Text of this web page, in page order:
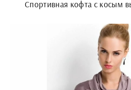
Спортивная кофта с косым